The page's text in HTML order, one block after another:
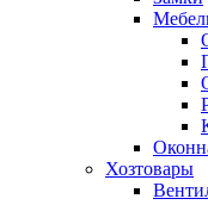
Хозтовары